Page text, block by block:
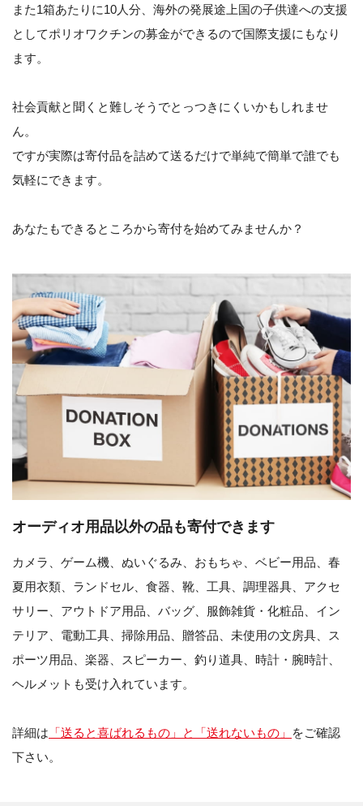
また1箱あたりに10人分、海外の発展途上国の子供達への支援
としてポリオワクチンの募金ができるので国際支援にもなり
ます。
社会貢献と聞くと難しそうでとっつきにくいかもしれませ
ん。
ですが実際は寄付品を詰めて送るだけで単純で簡単で誰でも
気軽にできます。
あなたもできるところから寄付を始めてみませんか？
オーディオ用品以外の品も寄付できます
カメラ、ゲーム機、ぬいぐるみ、おもちゃ、ベビー用品、春
夏用衣類、ランドセル、食器、靴、工具、調理器具、アクセ
サリー、アウトドア用品、バッグ、服飾雑貨・化粧品、イン
テリア、電動工具、掃除用品、贈答品、未使用の文房具、ス
ポーツ用品、楽器、スピーカー、釣り道具、時計・腕時計、
ヘルメットも受け入れています。
詳細は 「送ると喜ばれるもの」と「送れないもの」
をご確認
下さい。